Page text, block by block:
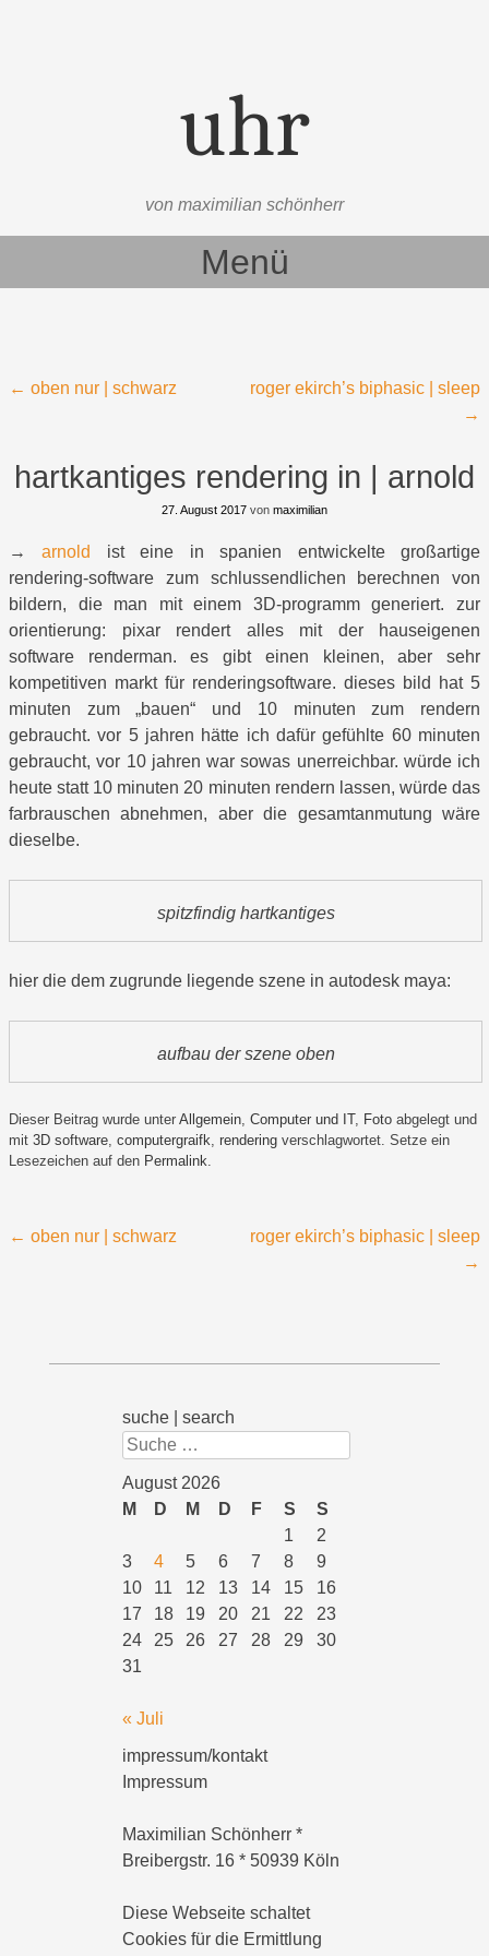
uhr
von maximilian schönherr
Menü
Beitragsnavigation
← oben nur | schwarz
roger ekirch’s biphasic | sleep
→
hartkantiges rendering in | arnold
27. August 2017 von maximilian
→arnold
ist eine in spanien entwickelte großartige
rendering-software zum schlussendlichen berechnen von
bildern, die man mit einem 3D-programm generiert. zur
orientierung: pixar rendert alles mit der hauseigenen
software renderman. es gibt einen kleinen, aber sehr
kompetitiven markt für renderingsoftware. dieses bild hat 5
minuten zum „bauen“ und 10 minuten zum rendern
gebraucht. vor 5 jahren hätte ich dafür gefühlte 60 minuten
gebraucht, vor 10 jahren war sowas unerreichbar. würde ich
heute statt 10 minuten 20 minuten rendern lassen, würde das
farbrauschen abnehmen, aber die gesamtanmutung wäre
dieselbe.
spitzfindig hartkantiges
hier die dem zugrunde liegende szene in autodesk maya:
aufbau der szene oben
Dieser Beitrag wurde unter Allgemein, Computer und IT, Foto abgelegt und
mit 3D software, computergraifk, rendering verschlagwortet. Setze ein
Lesezeichen auf den Permalink.
Beitragsnavigation
← oben nur | schwarz
roger ekirch’s biphasic | sleep
→
suche | search
Suchen
August 2026
M
D M D F S
S
1
2
3
4 5 6 7 8
9
10
11 12 13 14 15
16
17
18 19 20 21 22
23
24
25 26 27 28 29
30
31
« Juli
impressum/kontakt
Impressum
Maximilian Schönherr *
Breibergstr. 16 * 50939 Köln
Diese Webseite schaltet
Cookies für die Ermittlung